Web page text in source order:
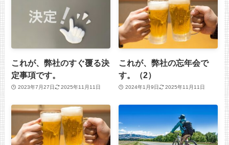
これが、弊社のすぐ覆る決
定事項です。
2023年7月27日 2025年11月11日
これが、弊社の忘年会で
す。（2）
2024年1月9日 2025年11月11日